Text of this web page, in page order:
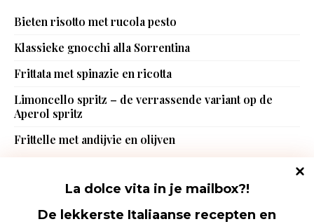
La dolce vita in je mailbox?!
De lekkerste Italiaanse recepten en
Bieten risotto met rucola pesto
Klassieke gnocchi alla Sorrentina
Frittata met spinazie en ricotta
Limoncello spritz – de verrassende variant op de
Aperol spritz
Frittelle met andijvie en olijven